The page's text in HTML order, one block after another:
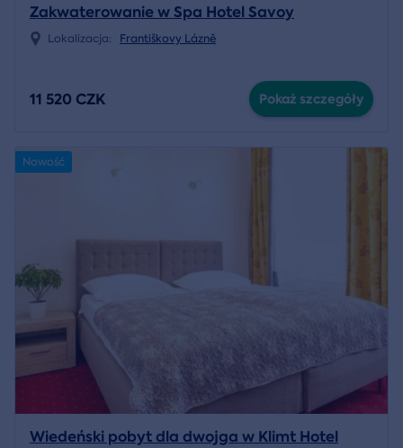
Zakwaterowanie w Spa Hotel Savoy
Lokalizacja: Františkovy Lázně
11 520 CZK Pokaż szczegóły
Nowość
Wiedeński pobyt dla dwojga w Klimt Hotel